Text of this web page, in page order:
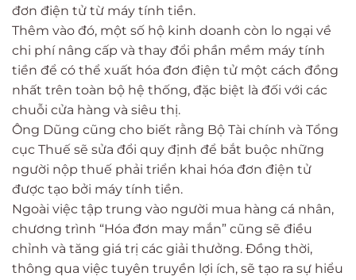
đơn điện tử từ máy tính tiền.
Thêm vào đó, một số hộ kinh doanh còn lo ngại về
chi phí nâng cấp và thay đổi phần mềm máy tính
tiền để có thể xuất hóa đơn điện tử một cách đồng
nhất trên toàn bộ hệ thống, đặc biệt là đối với các
chuỗi cửa hàng và siêu thị.
Ông Dũng cũng cho biết rằng Bộ Tài chính và Tổng
cục Thuế sẽ sửa đổi quy định để bắt buộc những
người nộp thuế phải triển khai hóa đơn điện tử
được tạo bởi máy tính tiền.
Ngoài việc tập trung vào người mua hàng cá nhân,
chương trình “Hóa đơn may mắn” cũng sẽ điều
chỉnh và tăng giá trị các giải thưởng. Đồng thời,
thông qua việc tuyên truyền lợi ích, sẽ tạo ra sự hiểu